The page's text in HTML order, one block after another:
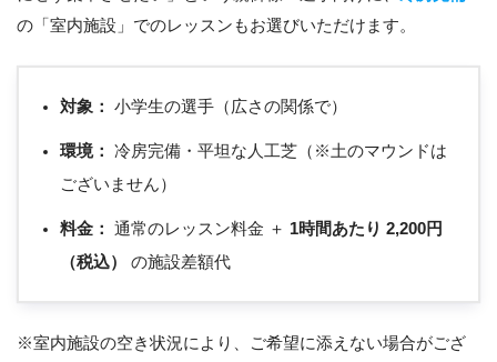
の「室内施設」でのレッスンもお選びいただけます。
対象： 小学生の選手（広さの関係で）
環境：
冷房完備・平坦な人工芝（※土のマウンドは
ございません）
料金： 通常のレッスン料金 ＋ 1時間あたり 2,200円
（税込）
の施設差額代
※室内施設の空き状況により、ご希望に添えない場合がござ